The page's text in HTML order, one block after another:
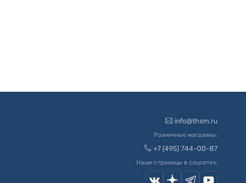
info@thsm.ru
Розничные магазины:
+7 (495) 744-00-87
Наши страницы в соцсетях: